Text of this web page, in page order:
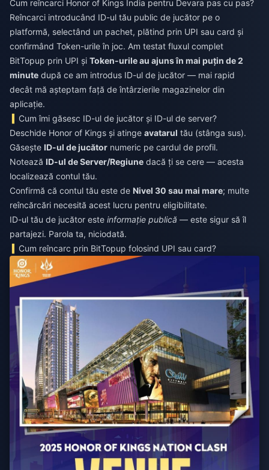
Cum reîncarci Honor of Kings India pentru Devara pas cu pas?
Reîncarci introducând ID-ul tău public de jucător pe o
platformă, selectând un pachet, plătind prin UPI sau card și
confirmând Token-urile în joc. Am testat fluxul complet
BitTopup prin UPI și Token-urile au ajuns în mai puțin de 2
minute după ce am introdus ID-ul de jucător — mai rapid
decât mă așteptam față de întârzierile magazinelor din
aplicație.
Cum îmi găsesc ID-ul de jucător și ID-ul de server?
Deschide Honor of Kings și atinge avatarul tău (stânga sus).
Găsește ID-ul de jucător numeric pe cardul de profil.
Notează ID-ul de Server/Regiune dacă ți se cere — acesta
localizează contul tău.
Confirmă că contul tău este de Nivel 30 sau mai mare; multe
reîncărcări necesită acest lucru pentru eligibilitate.
ID-ul tău de jucător este informație publică — este sigur să îl
partajezi. Parola ta, niciodată.
Cum reîncarc prin BitTopup folosind UPI sau card?